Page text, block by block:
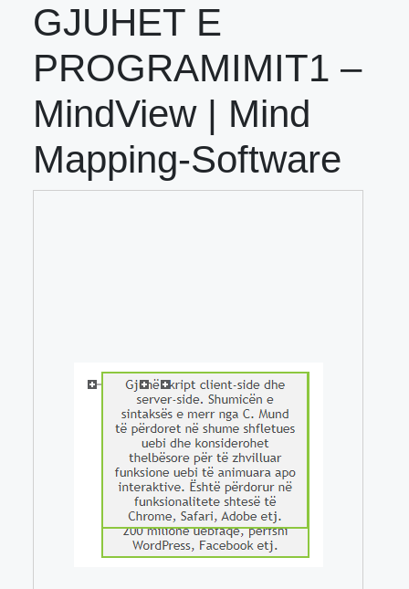
GJUHET E
PROGRAMIMIT1 –
MindView | Mind
Mapping-Software